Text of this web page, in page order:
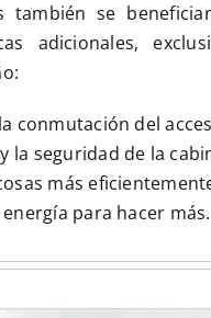
también se
adicionales,
conmutación del
la seguridad de la
más
energía para hacer más.